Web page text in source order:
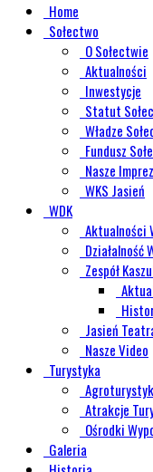
Home
Sołectwo
O Sołectwie
Aktualności
Inwestycje
Statut
Władze
Fundusz
Nasze
WKS Jasień
WDK
Aktualności
Działalność
Zespół
Jasień
Nasze Video
Turystyka
Atrakcje
Ośrodki
Galeria